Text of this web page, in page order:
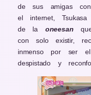
de sus amigas
el internet,
de la oneesan
con solo existir,
inmenso por ser
despistado y